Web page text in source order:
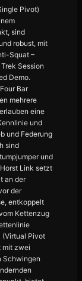
Pivot)
sind
robust, mit
Squat –
Session
Demo.
Bar
mehrere
eine
und
und Federung
sind
und
Link setzt
an der
der
entkoppelt
Kettenzug
(Virtual Pivot
mit zwei
Schwingen